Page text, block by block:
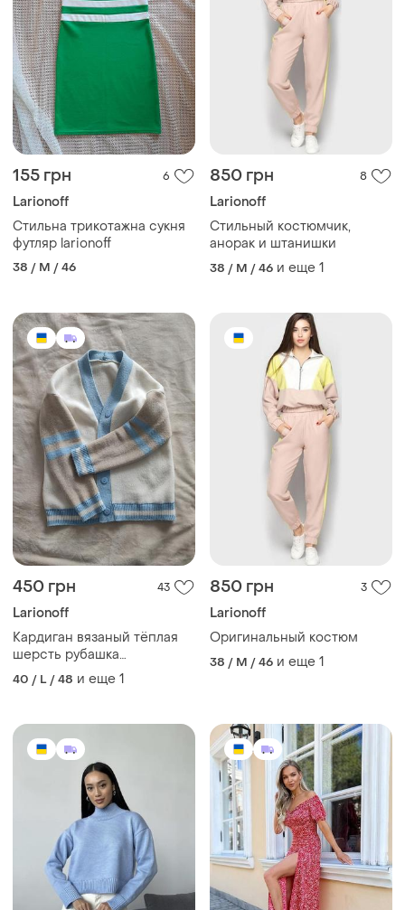
155 грн 6
Larionoff
Стильна трикотажна сукня
футляр larionoff
38 / M / 46
850 грн 8
Larionoff
Стильный костюмчик,
анорак и штанишки
38 / M / 46 и еще 1
450 грн 43
Larionoff
Кардиган вязаный тёплая
шерсть рубашка
утепленная женская на
пуговицах вязаная
40 / L / 48 и еще 1
850 грн 3
Larionoff
Оригинальный костюм
38 / M / 46 и еще 1